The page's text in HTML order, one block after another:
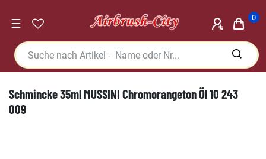
☰ 0
Schmincke 35ml MUSSINI Chromorangeton Öl 10 243
009